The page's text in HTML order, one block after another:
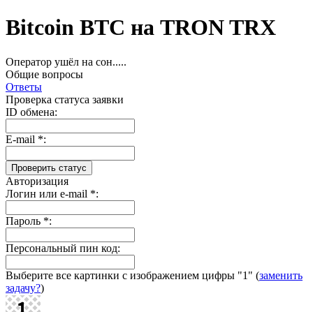
Bitcoin BTC на TRON TRX
Оператор ушёл на сон.....
Общие вопросы
Ответы
Проверка статуса заявки
ID обмена:
E-mail *:
Авторизация
Логин или e-mail *:
Пароль *:
Персональный пин код:
Выберите все картинки с изображением цифры "1" (заменить
задачу?)